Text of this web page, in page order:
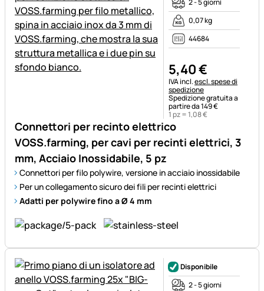
Connettori per recinto elettrico
VOSS.farming, per cavi per recinti elettrici, 3
mm, Acciaio Inossidabile, 5 pz
Connettori per filo polywire, versione in acciaio inossidabile
Per un collegamento sicuro dei fili per recinti elettrici
Adatti per polywire fino a Ø 4 mm
2 - 5 giorni
0,07 kg
44684
5,40€
Informazioni fiscali:
IVA incl.escl. spese di
spedizione
Spedizione gratuita a
partire da 149 €
1 pz =1,08€
Disponibile
2 - 5 giorni